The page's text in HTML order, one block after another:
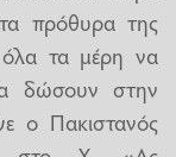
πρόθυρα της
όλα τα μέρη να
δώσουν στην
ο Πακιστανός